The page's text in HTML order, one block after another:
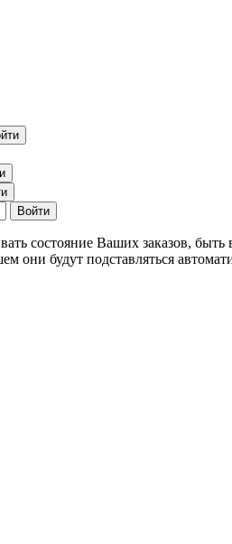
состояние Ваших заказов,
они будут подставляться